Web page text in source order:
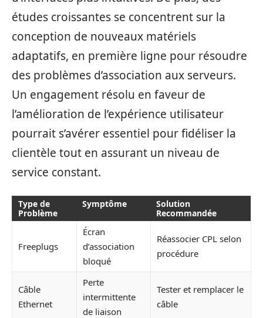
études croissantes se concentrent sur la
conception de nouveaux matériels
adaptatifs, en première ligne pour résoudre
des problèmes d’association aux serveurs.
Un engagement résolu en faveur de
l’amélioration de l’expérience utilisateur
pourrait s’avérer essentiel pour fidéliser la
clientèle tout en assurant un niveau de
service constant.
Type de
Problème
Symptôme
Solution
Recommandée
Freeplugs
Écran
d’association
bloqué
Réassocier CPL selon
procédure
Câble
Ethernet
Perte
intermittente
de liaison
Tester et remplacer le
câble